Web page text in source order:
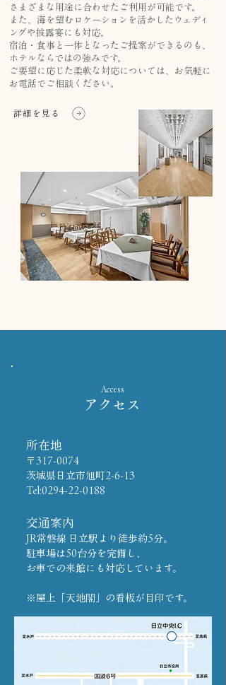
さまざまな用途に合わせたご利用が可能です。
また、海を望むロケーションを活かしたウェディ
ングや披露宴にも対応。
宿泊・食事と一体となったご提案ができるのも、
ホテルならではの強みです。
ご要望に応じた柔軟な対応については、お気軽に
お電話でご相談ください。
詳細を見る
Access
アクセス
所在地
〒317-0074
茨城県日立市旭町2-6-13
Tel:0294-22-0188
交通案内
JR常磐線 日立駅より徒歩約5分。
駐車場は50台分を完備し、
お車での来館にも対応しています。
​※屋上「天地閣」の看板が目印です。